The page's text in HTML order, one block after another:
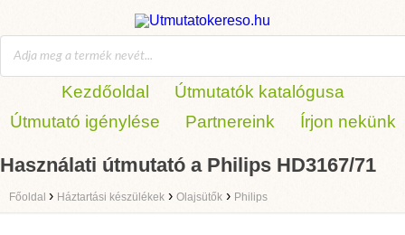
Kezdőoldal
Útmutatók katalógusa
Útmutató igénylése
Partnereink Írjon nekünk
Használati útmutató a Philips HD3167/71
Főoldal › Háztartási készülékek › Olajsütők › Philips